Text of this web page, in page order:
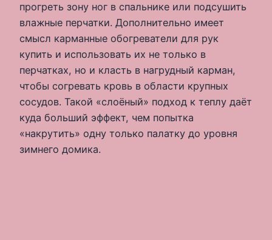
прогреть зону ног в спальнике или подсушить
влажные перчатки. Дополнительно имеет
смысл карманные обогреватели для рук
купить и использовать их не только в
перчатках, но и класть в нагрудный карман,
чтобы согревать кровь в области крупных
сосудов. Такой «слоёный» подход к теплу даёт
куда больший эффект, чем попытка
«накрутить» одну только палатку до уровня
зимнего домика.